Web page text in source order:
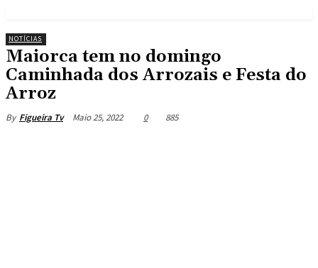
NOTÍCIAS
Maiorca tem no domingo
Caminhada dos Arrozais e Festa do
Arroz
By Figueira Tv Maio 25, 2022 0 885